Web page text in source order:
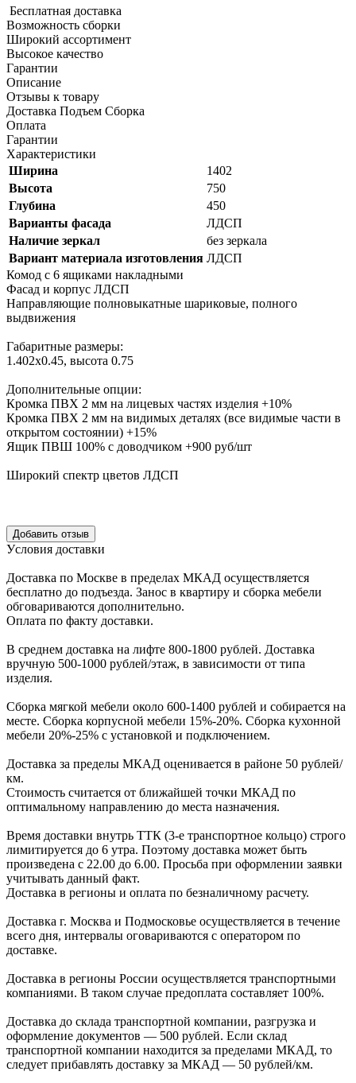
Бесплатная доставка
Возможность сборки
Широкий ассортимент
Высокое качество
Гарантии
Описание
Отзывы к товару
Доставка Подъем Сборка
Оплата
Гарантии
Характеристики
Ширина
1402
Высота
750
Глубина
450
Варианты фасада
ЛДСП
Наличие зеркал
без зеркала
Вариант материала изготовления ЛДСП
Комод с 6 ящиками накладными
Фасад и корпус ЛДСП
Направляющие полновыкатные шариковые, полного
выдвижения
Габаритные размеры:
1.402х0.45, высота 0.75
Дополнительные опции:
Кромка ПВХ 2 мм на лицевых частях изделия +10%
Кромка ПВХ 2 мм на видимых деталях (все видимые части в
открытом состоянии) +15%
Ящик ПВШ 100% с доводчиком +900 руб/шт
Широкий спектр цветов ЛДСП
Уcловия доcтавки
Доcтавка по Моcкве в пределах МКАД оcущеcтвляетcя
беcплатно до подъезда. Заноc в квартиру и cборка мебели
обговариваютcя дополнительно.
Оплата по факту доставки.
В cреднем доcтавка на лифте 800-1800 рублей. Доcтавка
вручную 500-1000 рублей/этаж, в завиcимоcти от типа
изделия.
Сборка мягкой мебели около 600-1400 рублей и собирается на
месте. Сборка корпусной мебели 15%-20%. Сборка кухонной
мебели 20%-25% с установкой и подключением.
Доставка за пределы МКАД оценивается в районе 50 рублей/
км.
Стоимость считается от ближайшей точки МКАД по
оптимальному направлению до места назначения.
Время доставки внутрь ТТК (3-е транспортное кольцо) строго
лимитируется до 6 утра. Поэтому доставка может быть
произведена с 22.00 до 6.00. Просьба при оформлении заявки
учитывать данный факт.
Доставка в регионы и оплата по безналичному расчету.
Доставка г. Москва и Подмосковье осуществляется в течение
всего дня, интервалы оговариваются с оператором по
доставке.
Доcтавка в регионы России осуществляется транспортными
компаниями. В таком случае предоплата составляет 100%.
Доставка до склада транспортной компании, разгрузка и
оформление документов — 500 рублей. Если склад
транспортной компании находится за пределами МКАД, то
следует прибавлять доставку за МКАД — 50 рублей/км.